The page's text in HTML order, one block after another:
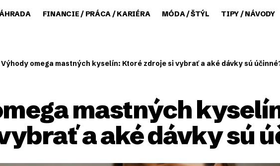
FINANCIE / PRÁCA / KARIÉRA MÓDA / ŠTÝL TIPY / NÁVODY
Výhody omega mastných kyselín: Ktoré zdroje si vybrať a aké dávky sú
mastných
a aké dávky sú